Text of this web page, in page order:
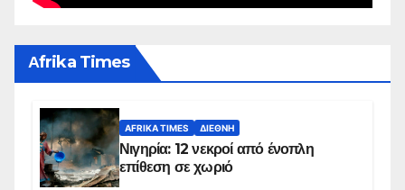
Αfrika Times
AFRIKA TIMES ΔΙΕΘΝΉ
Νιγηρία: 12 νεκροί από ένοπλη
επίθεση σε χωριό